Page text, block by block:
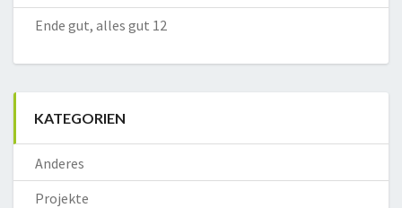
Ende gut, alles gut 12
KATEGORIEN
Anderes
Projekte